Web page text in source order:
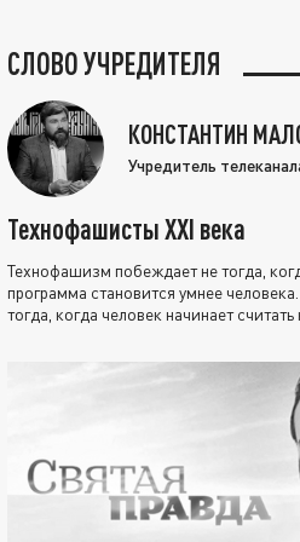
СЛОВО УЧРЕДИТЕЛЯ
КОНСТАНТИН
Учредитель
Технофашисты XXI века
Технофашизм побеждает не тогда,
программа становится умнее
тогда, когда человек начинает